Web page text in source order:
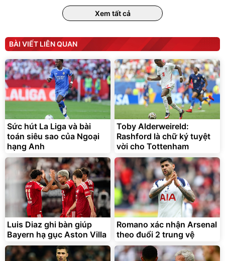
Xem tất cả
BÀI VIẾT LIÊN QUAN
Sức hút La Liga và bài
toán siêu sao của Ngoại
hạng Anh
Toby Alderweireld:
Rashford là chữ ký tuyệt
vời cho Tottenham
Luis Diaz ghi bàn giúp
Bayern hạ gục Aston Villa
Romano xác nhận Arsenal
theo đuổi 2 trung vệ